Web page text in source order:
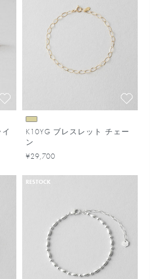
K10YG ブレスレット チェー
ン
¥29,700
RESTOCK